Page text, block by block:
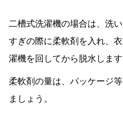
二槽式洗濯機の場合は、洗
すぎの際に柔軟剤を入れ、
濯機を回してから脱水します
柔軟剤の量は、パッケージ
ましょう。